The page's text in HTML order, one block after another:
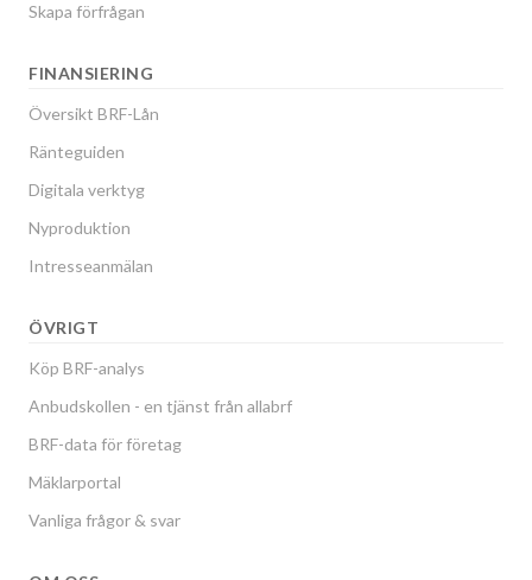
Skapa förfrågan
FINANSIERING
Översikt BRF-Lån
Ränteguiden
Digitala verktyg
Nyproduktion
Intresseanmälan
ÖVRIGT
Köp BRF-analys
Anbudskollen - en tjänst från allabrf
BRF-data för företag
Mäklarportal
Vanliga frågor & svar